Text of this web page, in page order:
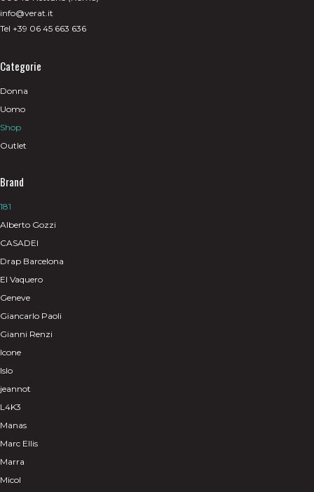
info@verat.it
Tel +39 06 45 663 636
Categorie
Donna
Uomo
Shop
Outlet
Brand
181
Alberto Gozzi
CASADEI
Drap Barcelona
El Vaquero
Geneve
Giancarlo Paoli
Gianni Renzi
Icone
Islo
jeannot
L4K3
Manas
Marc Ellis
Marra
Micol